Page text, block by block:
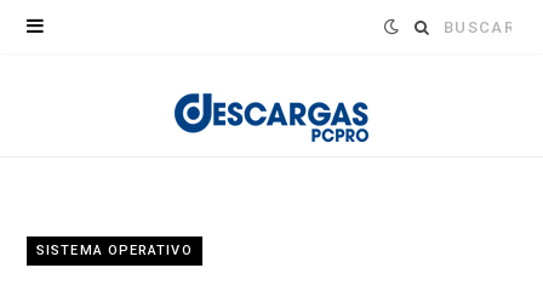
Buscar:
SISTEMA OPERATIVO